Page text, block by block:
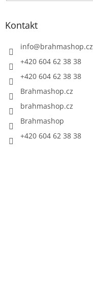
Kontakt
info@brahmashop.cz
+420 604 62 38 38
+420 604 62 38 38
Brahmashop.cz
brahmashop.cz
Brahmashop
+420 604 62 38 38